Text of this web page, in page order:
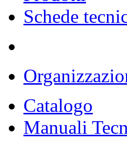
Schede
Catalogo
Manuali